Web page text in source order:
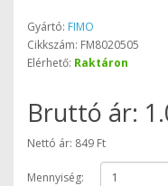
Gyártó: FIMO
Cikkszám: FM8020505
Elérhető: Raktáron
Bruttó ár:
Nettó ár: 849 Ft
Mennyiség: